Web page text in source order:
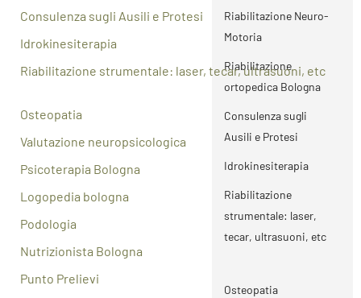
Riabilitazione
Consulenza sugli
Idrokinesiterapia
Riabilitazione
tecar, ultrasuoni, etc
Valutazione
Riabilitazione Neuro-
Motoria
Riabilitazione
ortopedica Bologna
Consulenza sugli
Ausili e Protesi
Idrokinesiterapia
Riabilitazione
strumentale: laser,
tecar, ultrasuoni, etc
Osteopatia
Consulenza sugli Ausili e Protesi
Idrokinesiterapia
Riabilitazione strumentale: laser, tecar, ultrasuoni, etc
Osteopatia
Valutazione neuropsicologica
Psicoterapia Bologna
Logopedia bologna
Podologia
Nutrizionista Bologna
Punto Prelievi